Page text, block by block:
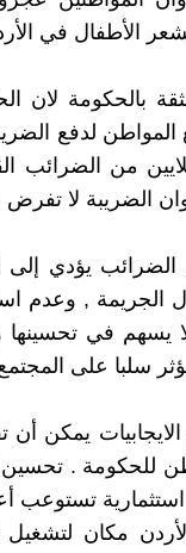
الأطفال في
بالحكومة لان
لدفع
من الضرائب
الضريبة لا تفرض
يؤدي إلى
الجريمة , وعدم
يسهم في تحسينها
سلبا على
يمكن
للحكومة . تحسين
تستوعب
مكان